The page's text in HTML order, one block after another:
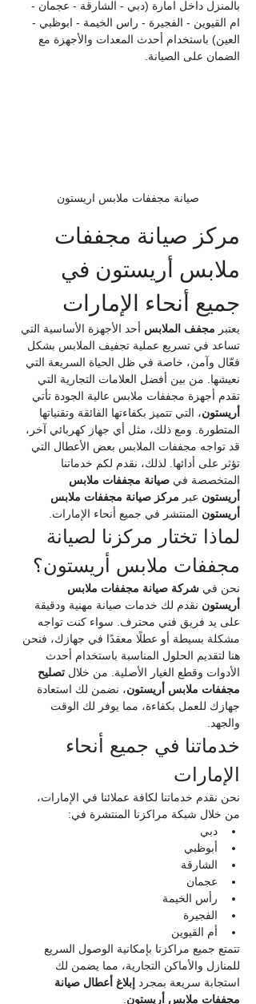
بالمنزل داخل امارة (دبي - الشارقة - عجمان -
ام القيوين - الفجيرة - راس الخيمة - ابوظبي -
العين) باستخدام أحدث المعدات والأجهزة مع
الضمان على الصيانة.
صيانة مجففات ملابس اريستون
مركز صيانة مجففات
ملابس أريستون في
جميع أنحاء الإمارات
يعتبر مجفف الملابس أحد الأجهزة الأساسية التي
تساعد في تسريع عملية تجفيف الملابس بشكل
فعّال وآمن، خاصة في ظل الحياة السريعة التي
نعيشها. من بين أفضل العلامات التجارية التي
تقدم أجهزة مجففات ملابس عالية الجودة تأتي
أريستون، التي تتميز بكفاءتها الفائقة وتقنياتها
المتطورة. ومع ذلك، مثل أي جهاز كهربائي آخر،
قد تواجه مجففات الملابس بعض الأعطال التي
تؤثر على أدائها. لذلك، نقدم لكم خدماتنا
المتخصصة في صيانة مجففات ملابس
أريستون عبر مركز صيانة مجففات ملابس
أريستون المنتشر في جميع أنحاء الإمارات.
لماذا تختار مركزنا لصيانة
مجففات ملابس أريستون؟
نحن في شركة صيانة مجففات ملابس
أريستون نقدم لك خدمات صيانة مهنية ودقيقة
على يد فريق فني محترف. سواء كنت تواجه
مشكلة بسيطة أو عطلًا معقدًا في جهازك، فنحن
هنا لتقديم الحلول المناسبة باستخدام أحدث
الأدوات وقطع الغيار الأصلية. من خلال تصليح
مجففات ملابس أريستون، نضمن لك استعادة
جهازك للعمل بكفاءة، مما يوفر لك الوقت
والجهد.
خدماتنا في جميع أنحاء
الإمارات
نحن نقدم خدماتنا لكافة عملائنا في الإمارات،
من خلال شبكة مراكزنا المنتشرة في:
دبي
أبوظبي
الشارقة
عجمان
رأس الخيمة
الفجيرة
أم القيوين
تتمتع جميع مراكزنا بإمكانية الوصول السريع
للمنازل والأماكن التجارية، مما يضمن لك
استجابة سريعة بمجرد
إبلاغ أعطال صيانة
مجففات ملابس أريستون